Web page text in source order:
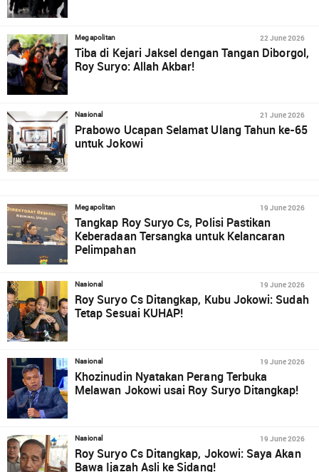
Megapolitan 22 June 2026
Tiba di Kejari Jaksel dengan Tangan Diborgol,
Roy Suryo: Allah Akbar!
Nasional 21 June 2026
Prabowo Ucapan Selamat Ulang Tahun ke-65
untuk Jokowi
Megapolitan 19 June 2026
Tangkap Roy Suryo Cs, Polisi Pastikan
Keberadaan Tersangka untuk Kelancaran
Pelimpahan
Nasional 19 June 2026
Roy Suryo Cs Ditangkap, Kubu Jokowi: Sudah
Tetap Sesuai KUHAP!
Nasional 19 June 2026
Khozinudin Nyatakan Perang Terbuka
Melawan Jokowi usai Roy Suryo Ditangkap!
Nasional 19 June 2026
Roy Suryo Cs Ditangkap, Jokowi: Saya Akan
Bawa Ijazah Asli ke Sidang!